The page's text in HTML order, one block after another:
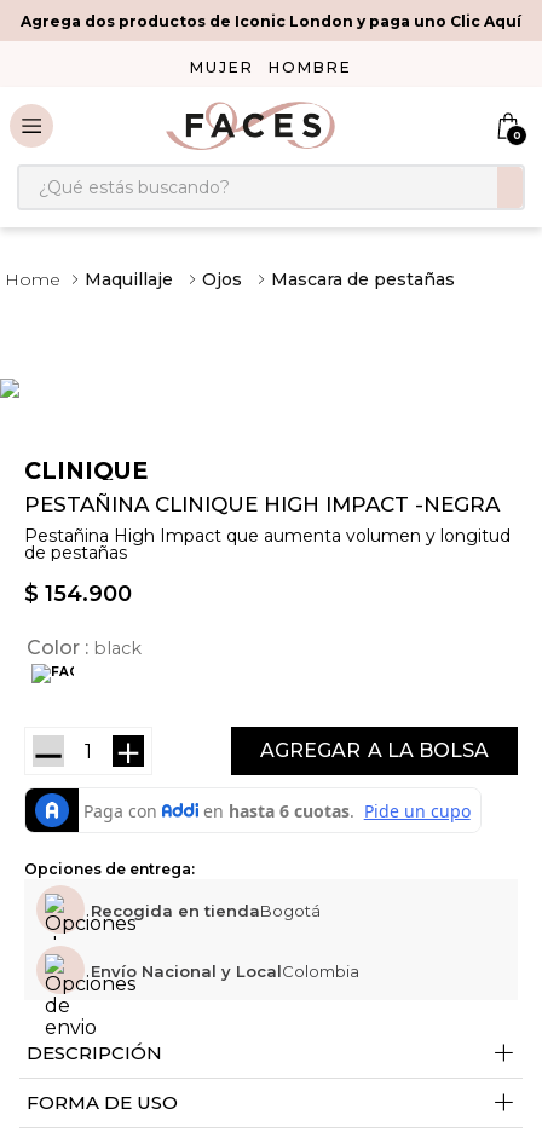
Agrega dos productos de Iconic London y paga uno Clic Aquí
MUJER HOMBRE
0
¿Qué estás buscando?
Maquillaje Ojos Mascara de pestañas
CLINIQUE
PESTAÑINA CLINIQUE HIGH IMPACT -NEGRA
Pestañina High Impact que aumenta volumen y longitud
de pestañas
$ 154.900
Color black
＋
－ AGREGAR
Opciones de entrega:
Recogida en tiendaBogotá
Envío Nacional y LocalColombia
DESCRIPCIÓN +
FORMA DE USO +